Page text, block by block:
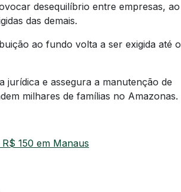
desequilíbrio entre empresas, ao
das demais.
ao fundo volta a ser exigida até o
jurídica e assegura a manutenção de
milhares de famílias no Amazonas.
150 em Manaus